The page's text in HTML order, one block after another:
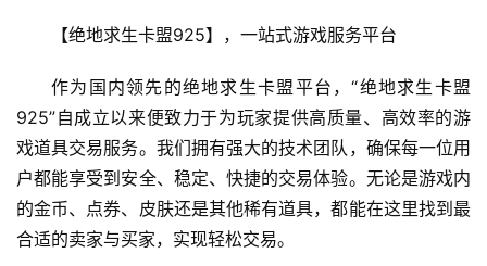
【绝地求生卡盟925】，一站式游戏服务平台
作为国内领先的绝地求生卡盟平台，“绝地求生卡盟
925”自成立以来便致力于为玩家提供高质量、高效率的游
戏道具交易服务。我们拥有强大的技术团队，确保每一位用
户都能享受到安全、稳定、快捷的交易体验。无论是游戏内
的金币、点券、皮肤还是其他稀有道具，都能在这里找到最
合适的卖家与买家，实现轻松交易。